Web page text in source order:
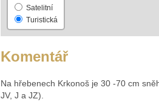
Satelitní
Turistická
Komentář
Na hřebenech Krkonoš je 30 -70 cm
JV, J a JZ).